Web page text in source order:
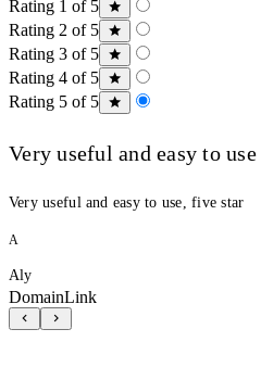
Rating 1 of 5
Rating 2 of 5
Rating 3 of 5
Rating 4 of 5
Rating 5 of 5
Very useful and easy to use
Very useful and easy to use, five star
A
Aly
DomainLink